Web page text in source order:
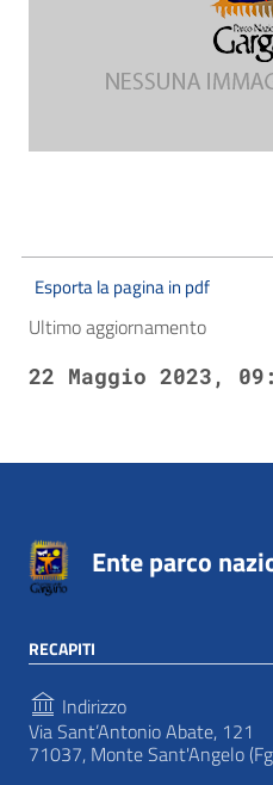
Esporta la pagina in pdf
Ultimo aggiornamento
22 Maggio 2023,
Ente parco
RECAPITI
Indirizzo
Via Sant’Antonio Abate, 121
71037, Monte Sant'Angelo